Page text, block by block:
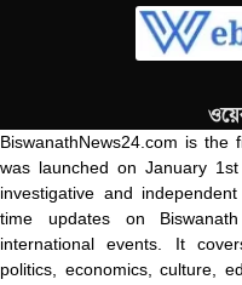
BiswanathNews24.com is
was launched on January
investigative and
time updates on
international events. It
politics, economics, culture,